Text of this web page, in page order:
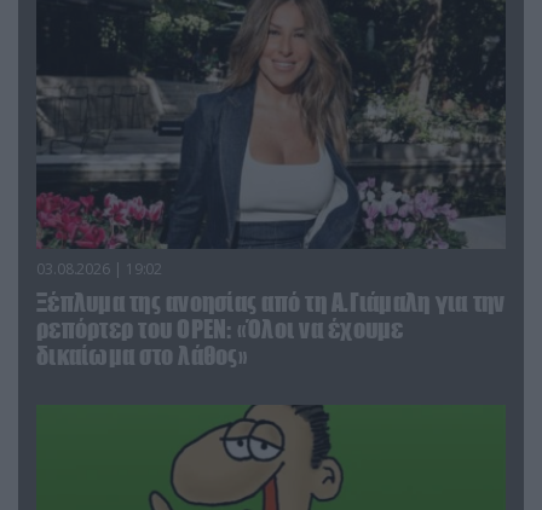
03.08.2026 | 19:02
Ξέπλυμα της ανοησίας από τη Α.Γιάμαλη για την
ρεπόρτερ του ΟΡΕΝ: «Όλοι να έχουμε
δικαίωμα στο λάθος»